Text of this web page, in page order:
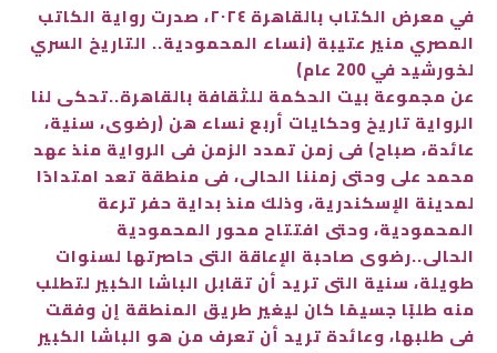
في معرض الكتاب بالقاهرة ٢٠٢٤، صدرت رواية الكاتب
المصري منير عتيبة (نساء المحمودية.. التاريخ السري
لخورشيد في 200 عام)
عن مجموعة بيت الحكمة للثقافة بالقاهرة..تحكي لنا
الرواية تاريخ وحكايات أربع نساء هن (رضوى، سنية،
عائدة، صباح) في زمن تمدد الزمن في الرواية منذ عهد
محمد علي وحتى زمننا الحالي، في منطقة تعد امتدادًا
لمدينة الإسكندرية، وذلك منذ بداية حفر ترعة
المحمودية، وحتى افتتاح محور المحمودية
الحالي..رضوى صاحبة الإعاقة التي حاصرتها لسنوات
طويلة، سنية التي تريد أن تقابل الباشا الكبير لتطلب
منه طلبًا جسيمًا كان ليغير طريق المنطقة إن وفقت
في طلبها، وعائدة تريد أن تعرف من هو الباشا الكبير